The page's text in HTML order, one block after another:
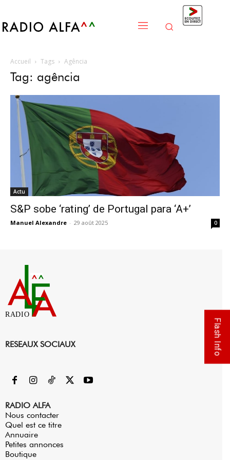
Accueil Tags Agência
Tag: agência
Actu
S&P sobe ‘rating’ de Portugal para ‘A+’
Manuel Alexandre - 29 août 2025 0
RADIO
RESEAUX SOCIAUX
RADIO ALFA
Nous contacter
Quel est ce titre
Annuaire
Petites annonces
Boutique
Flash Info